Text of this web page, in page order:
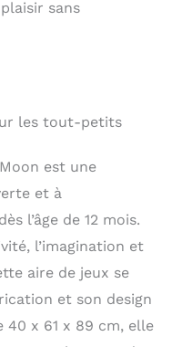
sans
les tout-petits
est une
et à
l’âge de 12 mois.
l’imagination et
aire de jeux se
et son design
40 x 61 x 89 cm, elle